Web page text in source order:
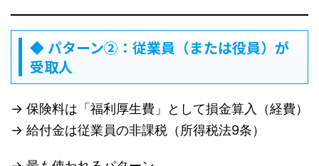
◆ パターン②：従業員（または役員）が
受取人
→ 保険料は「福利厚生費」として損金算入（経費）
→ 給付金は従業員の非課税（所得税法9条）